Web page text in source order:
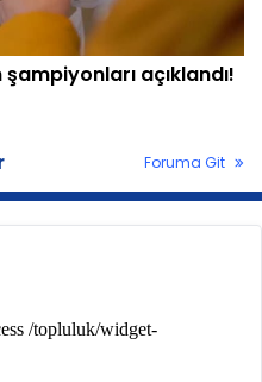
açıklandı!
Foruma Git